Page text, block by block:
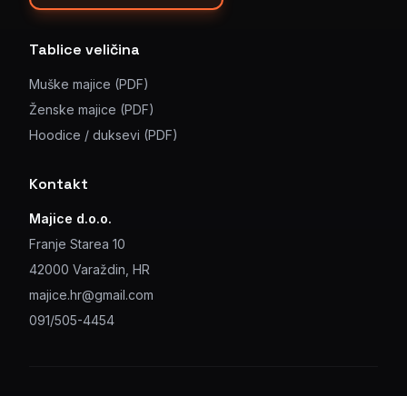
Tablice veličina
Muške majice (PDF)
Ženske majice (PDF)
Hoodice / duksevi (PDF)
Kontakt
Majice d.o.o.
Franje Starea 10
42000 Varaždin, HR
majice.hr@gmail.com
091/505-4454